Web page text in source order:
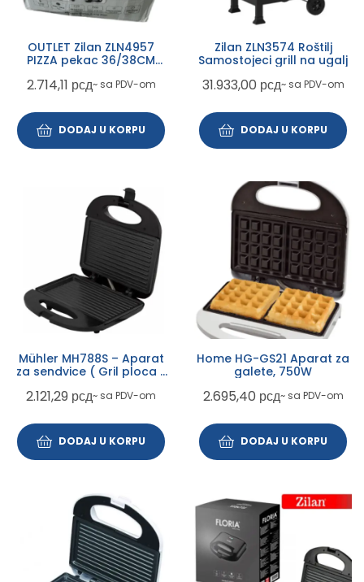
OUTLET Zilan ZLN4957
PIZZA pekac 36/38CM
2.714,11 рсд~ sa PDV-om
DODAJ U KORPU
Zilan ZLN3574 Roštilj
Samostojeci grill na ugalj
31.933,00 рсд~ sa PDV-om
DODAJ U KORPU
Mühler MH788S – Aparat
za sendvice ( Gril ploca )
2.121,29 рсд~ sa PDV-om
DODAJ U KORPU
Home HG-GS21 Aparat za
galete, 750W
2.695,40 рсд~ sa PDV-om
DODAJ U KORPU